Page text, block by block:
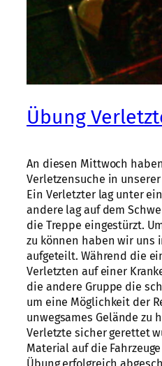
Übung
An diesen Mittwoch
Verletzensuche in
Ein Verletzter lag unter
andere lag auf dem
die Treppe eingestürzt.
zu können haben wir uns
aufgeteilt. Während die
Verletzten auf einer
die andere Gruppe die
um eine Möglichkeit der
unwegsames Gelände zu
Verletzte sicher gerettet
Material auf die